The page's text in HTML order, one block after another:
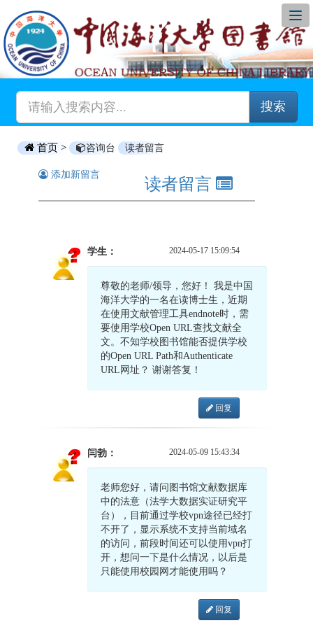
搜索
首页 > 咨询台 读者留言
读者留言
添加新留言
2024-05-17 15:09:54
学生：
尊敬的老师/领导，您好！ 我是中国
海洋大学的一名在读博士生，近期
在使用文献管理工具endnote时，需
要使用学校Open URL查找文献全
文。不知学校图书馆能否提供学校
的Open URL Path和Authenticate
URL网址？ 谢谢答复！
回复
2024-05-09 15:43:34
闫勃：
老师您好，请问图书馆文献数据库
中的法意（法学大数据实证研究平
台），目前通过学校vpn途径已经打
不开了，显示系统不支持当前域名
的访问，前段时间还可以使用vpn打
开，想问一下是什么情况，以后是
只能使用校园网才能使用吗？
回复